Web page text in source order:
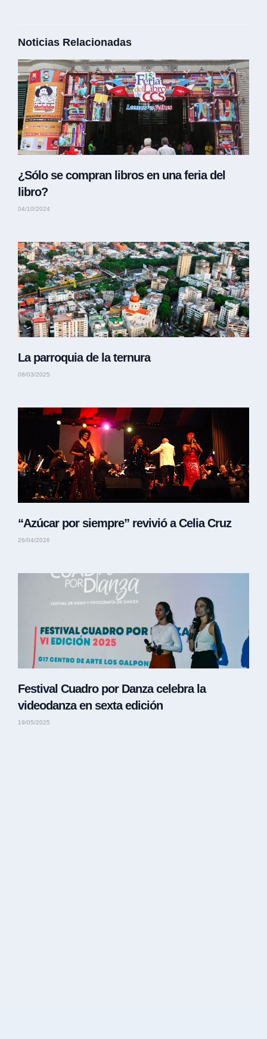
Noticias Relacionadas
¿Sólo se compran libros en una feria del
libro?
04/10/2024
La parroquia de la ternura
08/03/2025
“Azúcar por siempre” revivió a Celia Cruz
26/04/2026
Festival Cuadro por Danza celebra la
videodanza en sexta edición
19/05/2025